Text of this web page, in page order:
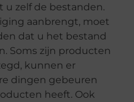
u zelf de bestanden.
aanbrengt, moet
dat u het bestand
Soms zijn producten
kunnen er
dingen gebeuren
heeft. Ook